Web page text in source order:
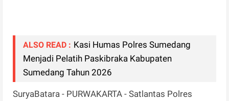
ALSO READ : Kasi Humas Polres Sumedang
Menjadi Pelatih Paskibraka Kabupaten
Sumedang Tahun 2026
SuryaBatara - PURWAKARTA - Satlantas Polres